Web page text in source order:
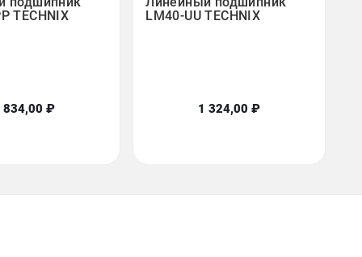
TECHNIX
834,00 ₽
LM40-UU TECHNIX
1 324,00 ₽